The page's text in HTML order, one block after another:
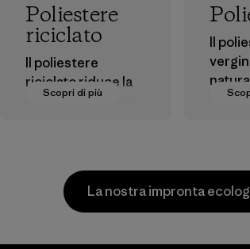
Scopri di più
Poliestere
riciclato
Il poliestere
riciclato riduce la
nostra dipendenza
Materiali
Il
Materiali
La nostra impronta